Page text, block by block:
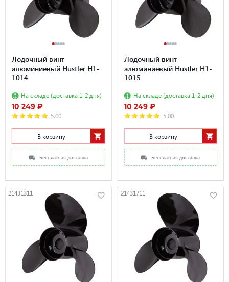
Лодочный винт
алюминиевый Hustler H1-
1014
На складе (доставка 1-2 дня)
10 249 ₽
5.00
В корзину
Бесплатная доставка
Лодочный винт
алюминиевый Hustler H1-
1015
На складе (доставка 1-2 дня)
10 249 ₽
5.00
В корзину
Бесплатная доставка
21431311 21431711